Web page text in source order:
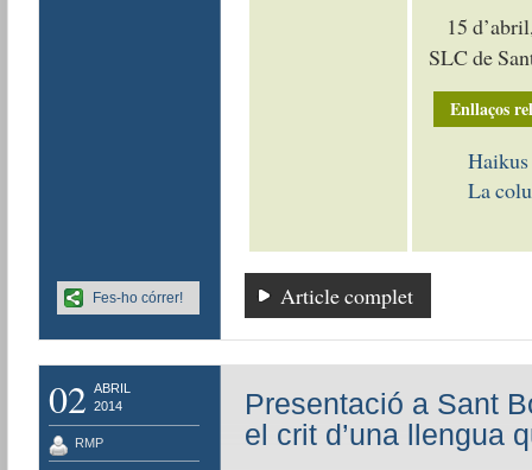
15
SLC de
Enllaços
Haikus
La
Article complet
Fes-ho córrer!
02 ABRIL
2014
RMP
Presentació a Sant
el crit d’una llengua